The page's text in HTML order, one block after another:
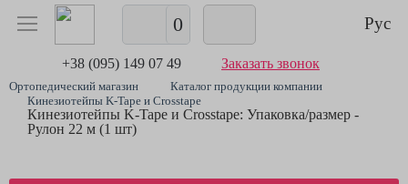
0 Рус
+38 (095) 149 07 49 Заказать звонок
Ортопедический магазин
Каталог продукции компании
Кинезиотейпы K-Tape и Crosstape
Кинезиотейпы K-Tape и Crosstape: Упаковка/размер -
Рулон 22 м (1 шт)